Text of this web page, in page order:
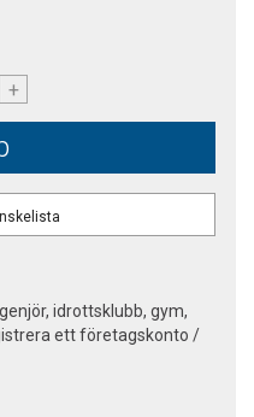
+
idrottsklubb, gym,
ett företagskonto /